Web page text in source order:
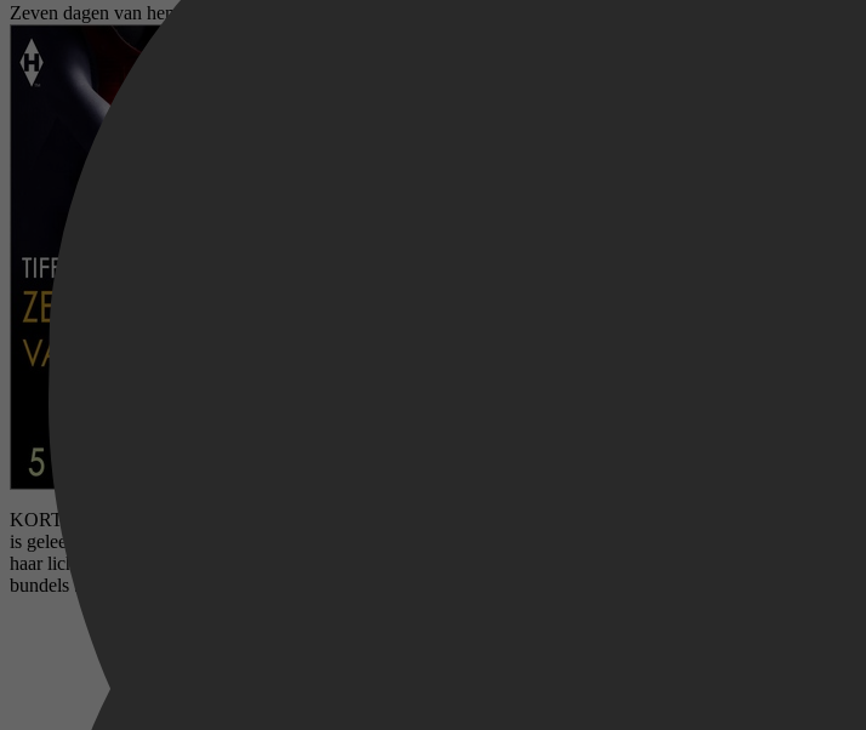
Zeven dagen van hem
KORT VERHAAL Ondanks haar rebelse karakter doet Eleanor alles wat haar meester haar opdraagt. Zelfs
is geleerd, gaat ze naar de onbekende Daniel toe. Daniel blijkt niet alleen ongelooflijk knap, hij is óók een
haar lichaam aan hem geeft, om ermee te doen wat hij wil, is ze vastbesloten haar hart streng te bewaken.
bundels 5 Tinten verder 4 en 5 Tinten verder 4 - een trio.